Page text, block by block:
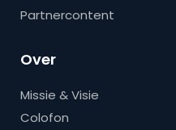
Partnercontent
Over
Missie & Visie
Colofon